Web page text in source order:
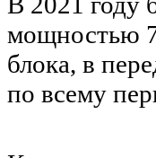
мощностью
блока, в
по всему